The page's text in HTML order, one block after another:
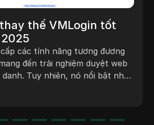
VMLogin tốt
tính năng tương đương
trải nghiệm duyệt web
nhiên, nó nổi bật như
hơn, cung cấp các tính
với mức giá thấp hơn so